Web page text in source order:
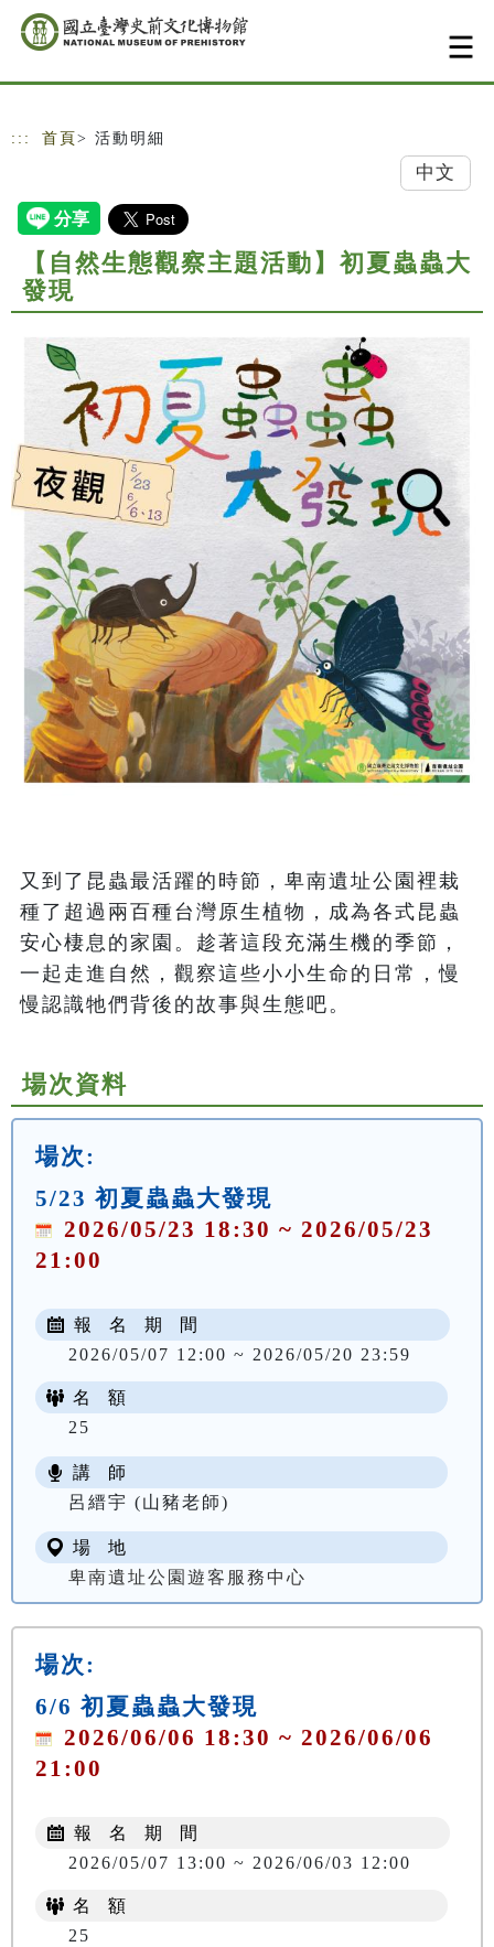
跳到主要內容
網站導覽
::: 首頁 > 活動明細
中文
【自然生態觀察主題活動】初夏蟲蟲大
發現
又到了昆蟲最活躍的時節，卑南遺址公園裡栽
種了超過兩百種台灣原生植物，成為各式昆蟲
安心棲息的家園。趁著這段充滿生機的季節，
一起走進自然，觀察這些小小生命的日常，慢
慢認識牠們背後的故事與生態吧。
場次資料
場次:
5/23 初夏蟲蟲大發現
2026/05/23 18:30 ~ 2026/05/23
21:00
報 名 期 間
2026/05/07 12:00 ~ 2026/05/20 23:59
名 額
25
講 師
呂縉宇 (山豬老師)
場 地
卑南遺址公園遊客服務中心
場次:
6/6 初夏蟲蟲大發現
2026/06/06 18:30 ~ 2026/06/06
21:00
報 名 期 間
2026/05/07 13:00 ~ 2026/06/03 12:00
名 額
25